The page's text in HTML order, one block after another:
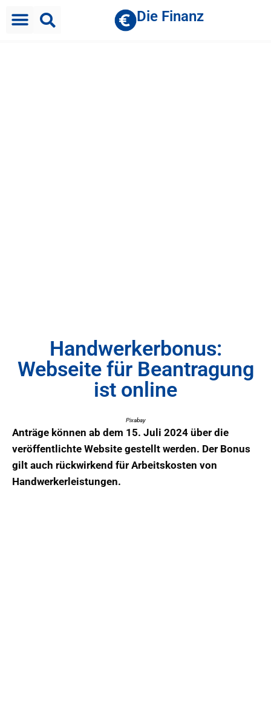
Die Finanz
Handwerkerbonus:
Webseite für Beantragung
ist online
Pixabay
Anträge können ab dem 15. Juli 2024 über die
veröffentlichte Website gestellt werden. Der Bonus
gilt auch rückwirkend für Arbeitskosten von
Handwerkerleistungen.